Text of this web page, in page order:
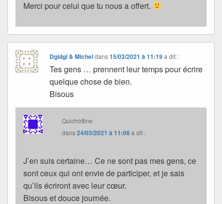
Merci pour celui que tu nous a offert.
Dgidgi & Micheldans15/03/2021 à 11:19 a dit :
Tes gens … prennent leur temps pour écrire
quelque chose de bien.
Bisous
Quichottine
dans24/03/2021 à 11:06a dit :
J’en suis certaine… Ce ne sont pas mes gens, ce
sont ceux qui ont envie de participer, et je sais
qu’ils écriront avec leur cœur.
Bisous et douce journée.